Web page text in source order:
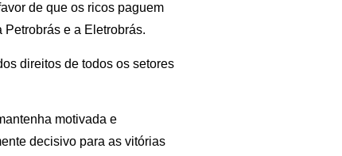
de que os ricos paguem
e a Eletrobrás.
direitos de todos os setores
motivada e
decisivo para as vitórias